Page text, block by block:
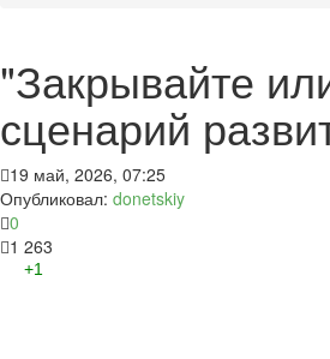
"Закрывайте
сценарий
19 май, 2026, 07:25
Опубликовал: donetskiy
0
1 263
+1